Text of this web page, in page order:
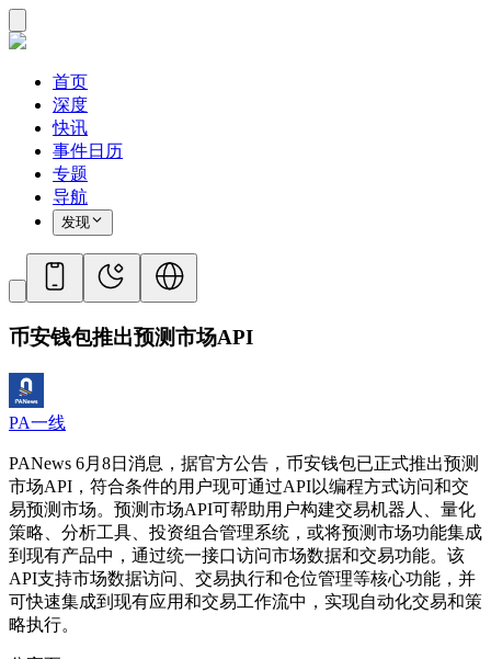
首页
深度
快讯
事件日历
专题
导航
发现
币安钱包推出预测市场API
PA一线
PANews 6月8日消息，据官方公告，币安钱包已正式推出预测
市场API，符合条件的用户现可通过API以编程方式访问和交
易预测市场。预测市场API可帮助用户构建交易机器人、量化
策略、分析工具、投资组合管理系统，或将预测市场功能集成
到现有产品中，通过统一接口访问市场数据和交易功能。该
API支持市场数据访问、交易执行和仓位管理等核心功能，并
可快速集成到现有应用和交易工作流中，实现自动化交易和策
略执行。